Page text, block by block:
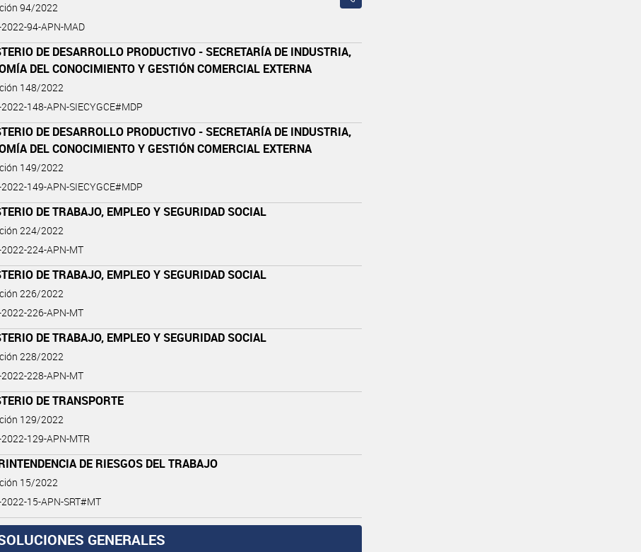
94/2022
2022-94-APN-MAD
DE DESARROLLO PRODUCTIVO - SECRETARÍA DE INDUSTRIA,
DEL CONOCIMIENTO Y GESTIÓN COMERCIAL EXTERNA
148/2022
2022-148-APN-SIECYGCE#MDP
DE DESARROLLO PRODUCTIVO - SECRETARÍA DE INDUSTRIA,
DEL CONOCIMIENTO Y GESTIÓN COMERCIAL EXTERNA
149/2022
2022-149-APN-SIECYGCE#MDP
DE TRABAJO, EMPLEO Y SEGURIDAD SOCIAL
224/2022
2022-224-APN-MT
DE TRABAJO, EMPLEO Y SEGURIDAD SOCIAL
226/2022
2022-226-APN-MT
DE TRABAJO, EMPLEO Y SEGURIDAD SOCIAL
228/2022
2022-228-APN-MT
DE TRANSPORTE
129/2022
2022-129-APN-MTR
DE RIESGOS DEL TRABAJO
15/2022
2022-15-APN-SRT#MT
GENERALES